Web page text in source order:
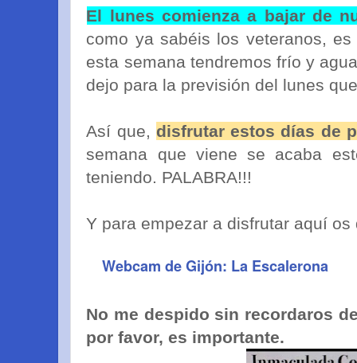
El lunes comienza a bajar de
como ya sabéis los veteranos,
esta semana tendremos frío y
dejo para la previsión del lunes
Así que, disfrutar estos días de
semana que viene se acaba
teniendo. PALABRA!!!
Y para empezar a disfrutar aquí
Webcam de Gijón: La Escalerona
No me despido sin recordaros
por favor, es importante.